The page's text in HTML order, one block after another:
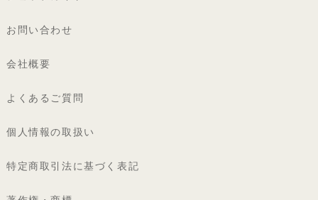
お問い合わせ
会社概要
よくあるご質問
個人情報の取扱い
特定商取引法に基づく表記